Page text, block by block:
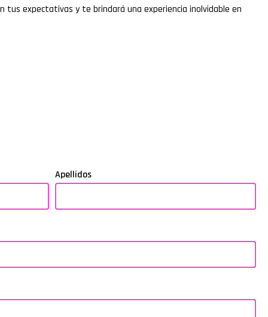
tus expectativas y te brindará una experiencia inolvidable en
Apellidos